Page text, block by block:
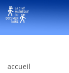
Saltar al contenido
accueil